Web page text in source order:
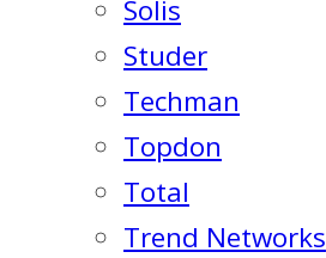
Solis
Studer
Techman
Topdon
Total
Trend Networks